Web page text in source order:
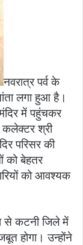
नवरात्र पर्व के
लगा हुआ है।
में पहुंचकर
कलेक्टर श्री
परिसर की
को बेहतर
को आवश्यक
से कटनी जिले में
होगा। उन्होंने